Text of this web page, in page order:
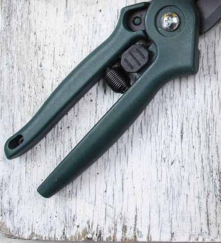
Fühl Dich gedrückt